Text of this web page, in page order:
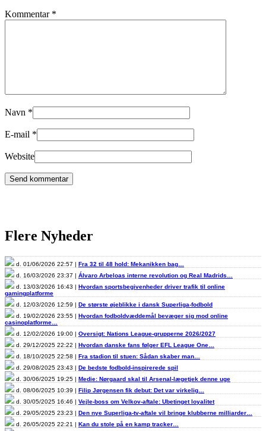
Kommentar *
Navn *
E-mail *
Website
Flere Nyheder
d. 01/06/2026 22:57 | Fra 32 til 48 hold: Mekanikken bag…
d. 16/03/2026 23:37 | Álvaro Arbeloas interne revolution og Real Madrids…
d. 13/03/2026 16:43 | Hvordan sportsbegivenheder driver trafik til online
gamingplatforme
d. 12/03/2026 12:59 | De største øjeblikke i dansk Superliga-fodbold
d. 19/02/2026 23:55 | Hvordan fodboldvæddemål bevæger sig mod online
casinoplatforme…
d. 12/02/2026 19:00 | Oversigt: Nations League-grupperne 2026/2027
d. 29/12/2025 22:22 | Hvordan danske fans følger EFL League One…
d. 18/10/2025 22:58 | Fra stadion til stuen: Sådan skaber man…
d. 29/08/2025 23:43 | De bedste fodbold-inspirerede spil
d. 30/06/2025 19:25 | Medie: Nørgaard skal til Arsenal-lægetjek denne uge
d. 08/06/2025 10:39 | Filip Jørgensen fik debut: Det var virkelig…
d. 30/05/2025 16:46 | Vejle-boss om Velkov-aftale: Ubetinget loyalitet
d. 29/05/2025 23:23 | Den nye Superliga-tv-aftale vil bringe klubberne milliarder…
d. 26/05/2025 22:21 | Kan du stole på en kamp tracker…